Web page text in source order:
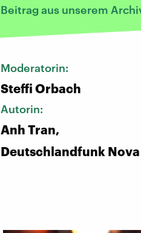
Beitrag aus unserem
Moderatorin:
Steffi Orbach
Autorin:
Anh Tran,
Deutschlandfunk Nova